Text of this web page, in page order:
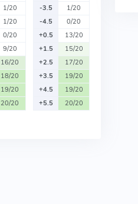
1/20
1/20
0/20
9/20
16/20
18/20
19/20
20/20
-3.5
1/20
-4.5
0/20
+0.5
13/20
+1.5
15/20
+2.5
17/20
+3.5
19/20
+4.5
19/20
+5.5
20/20